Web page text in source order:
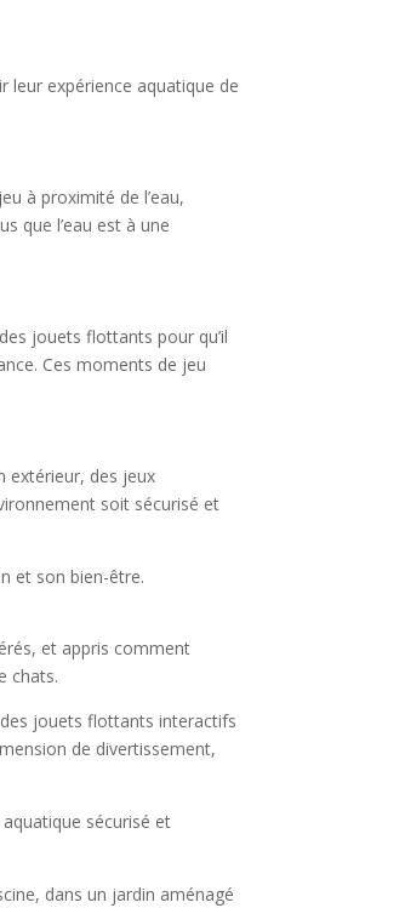
leur expérience aquatique de
à proximité de l’eau,
que l’eau est à une
jouets flottants pour qu’il
Ces moments de jeu
extérieur, des jeux
soit sécurisé et
et son bien-être.
et appris comment
chats.
jouets flottants interactifs
de divertissement,
sécurisé et
dans un jardin aménagé